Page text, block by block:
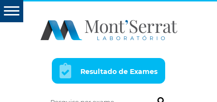
Resultado de Exames
Pesquise por exame